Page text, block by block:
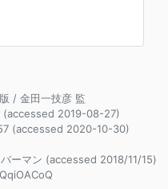
/ 金田一技彦 監
2019-08-27)
(accessed 2020-10-30)
ーマン (accessed 2018/11/15)